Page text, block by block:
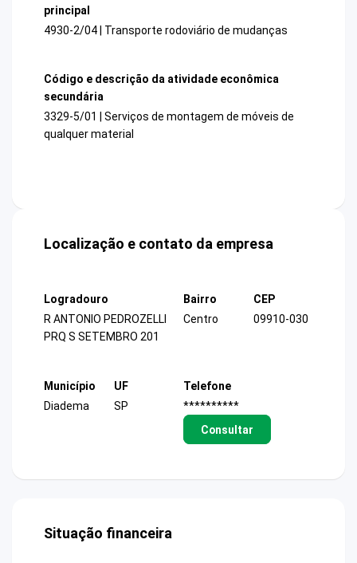
principal
4930-2/04 | Transporte rodoviário de mudanças
Código e descrição da atividade econômica
secundária
3329-5/01 | Serviços de montagem de móveis de
qualquer material
Localização e contato da empresa
Logradouro
R ANTONIO PEDROZELLI
PRQ S SETEMBRO 201
Bairro
Centro
CEP
09910-030
Município
Diadema
UF
SP
Telefone
**********
Consultar
Situação financeira